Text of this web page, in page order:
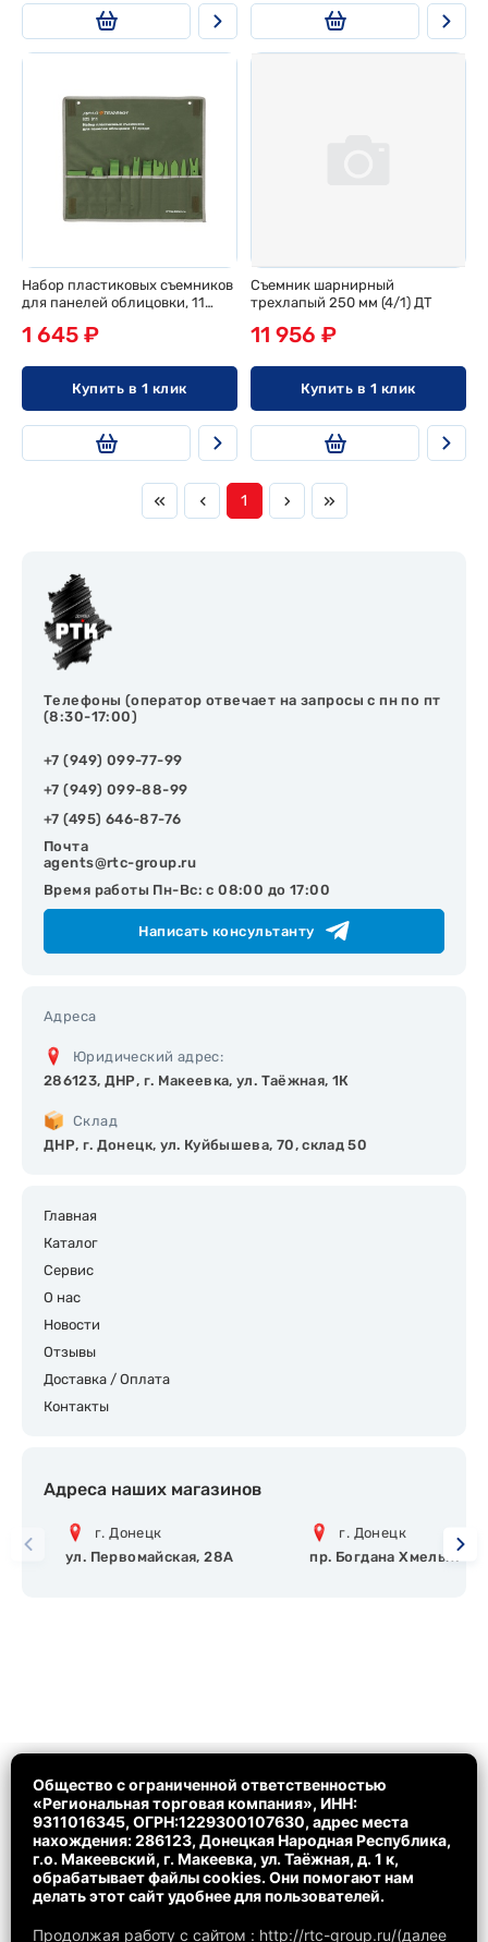
Набор пластиковых съемников
для панелей облицовки, 11
1 645 ₽
Купить в 1 клик
Съемник шарнирный
трехлапый 250 мм (4/1) ДТ
11 956 ₽
Купить в 1 клик
1
Общество с ограниченной ответственностью
«Региональная торговая компания», ИНН:
9311016345, ОГРН:1229300107630, адрес места
нахождения: 286123, Донецкая Народная Республика,
г.о. Макеевский, г. Макеевка, ул. Таёжная, д. 1 к,
обрабатывает файлы cookies. Они помогают нам
делать этот сайт удобнее для пользователей.
Продолжая работу с сайтом : http://rtc-group.ru/(далее
Телефоны (оператор отвечает на запросы с пн по пт
(8:30-17:00)
+7 (949) 099-77-99
+7 (949) 099-88-99
+7 (495) 646-87-76
Почта
agents@rtc-group.ru
Время работы Пн-Вс: с 08:00 до 17:00
Написать консультанту
Адреса
Юридический адрес:
286123, ДНР, г. Макеевка, ул. Таёжная, 1К
Склад
ДНР, г. Донецк, ул. Куйбышева, 70, склад 50
Главная
Каталог
Сервис
О нас
Новости
Отзывы
Доставка / Оплата
Контакты
Адреса наших магазинов
г. Донецк
ул. Первомайская, 28А
г. Донецк
пр. Богдана